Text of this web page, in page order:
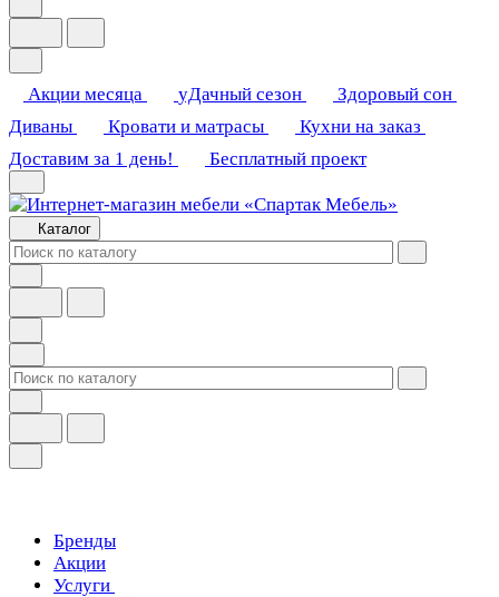
Акции месяца уДачный сезон
Здоровый сон
Диваны
Кровати и матрасы
Кухни на заказ
Доставим за 1 день!
Бесплатный проект
Каталог
Бренды
Акции
Услуги